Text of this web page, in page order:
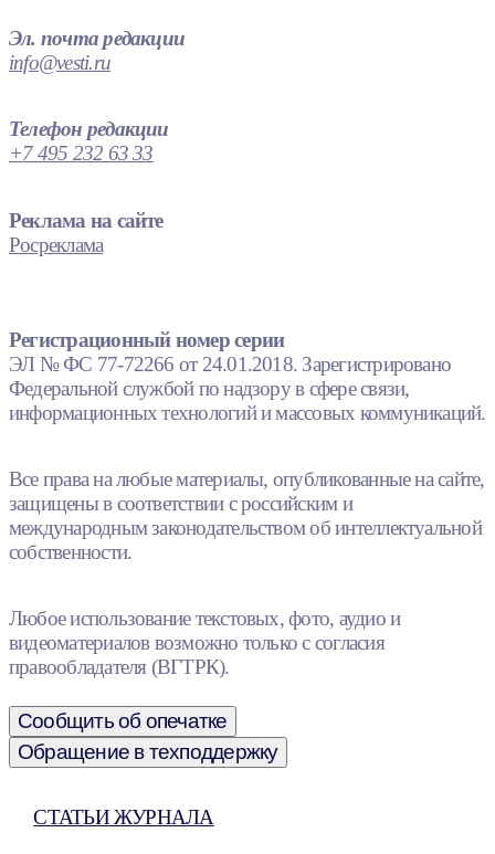
Эл. почта редакции
info@vesti.ru
Телефон редакции
+7 495 232 63 33
Реклама на сайте
Росреклама
Регистрационный номер серии
ЭЛ № ФС 77-72266 от 24.01.2018. Зарегистрировано
Федеральной службой по надзору в сфере связи,
информационных технологий и массовых коммуникаций.
Все права на любые материалы, опубликованные на сайте,
защищены в соответствии с российским и
международным законодательством об интеллектуальной
собственности.
Любое использование текстовых, фото, аудио и
видеоматериалов возможно только с согласия
правообладателя (ВГТРК).
Сообщить об опечатке
Обращение в техподдержку
СТАТЬИ ЖУРНАЛА